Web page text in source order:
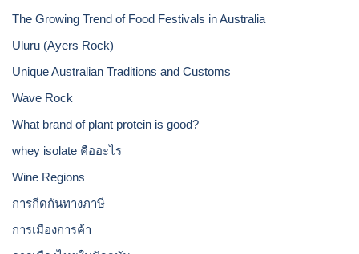
The Growing Trend of Food Festivals in Australia
Uluru (Ayers Rock)
Unique Australian Traditions and Customs
Wave Rock
What brand of plant protein is good?
whey isolate คืออะไร
Wine Regions
การกีดกันทางภาษี
การเมืองการค้า